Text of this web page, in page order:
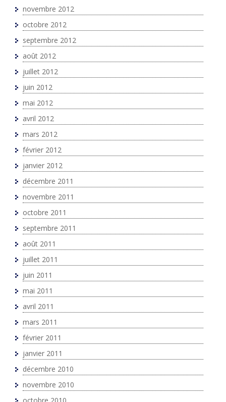
novembre 2012
octobre 2012
septembre 2012
août 2012
juillet 2012
juin 2012
mai 2012
avril 2012
mars 2012
février 2012
janvier 2012
décembre 2011
novembre 2011
octobre 2011
septembre 2011
août 2011
juillet 2011
juin 2011
mai 2011
avril 2011
mars 2011
février 2011
janvier 2011
décembre 2010
novembre 2010